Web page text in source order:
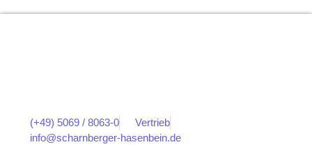
(+49) 5069 / 8063-0
Vertrieb
info@scharnberger-hasenbein.de